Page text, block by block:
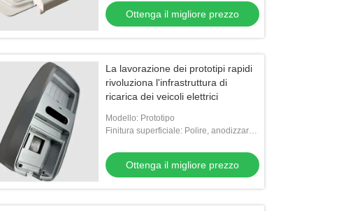
Ottenga il migliore prezzo
La lavorazione dei prototipi rapidi
rivoluziona l'infrastruttura di
ricarica dei veicoli elettrici
Modello: Prototipo
Finitura superficiale: Polire, anodizzare,
Ottenga il migliore prezzo